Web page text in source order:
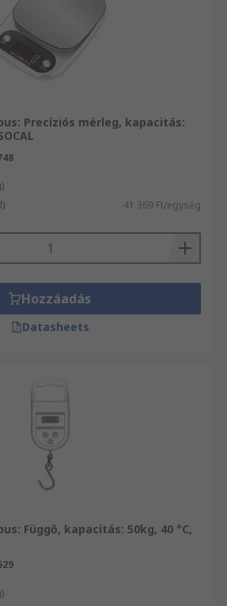
Precíziós mérleg, kapacitás:
41 369 Ft/egység
Hozzáadás
Datasheets
Függő, kapacitás: 50kg, 40 °C,